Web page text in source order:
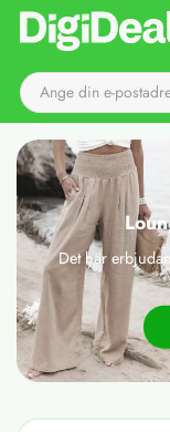
Till startsidan
Det här